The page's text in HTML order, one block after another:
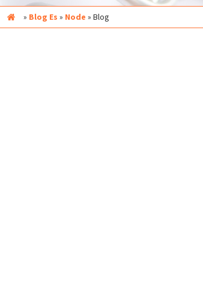
Inicio » Blog Es » Node » Blog